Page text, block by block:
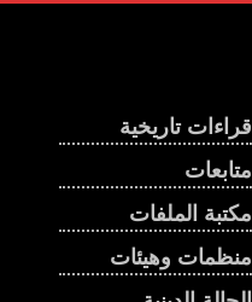
قراءات تاريخية
متابعات
مكتبة الملفات
منظمات وهيئات